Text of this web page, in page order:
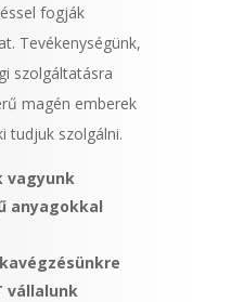
fogják
Tevékenységünk,
szolgáltatásra
magén emberek
tudjuk szolgálni.
vagyunk
anyagokkal
vállalunk